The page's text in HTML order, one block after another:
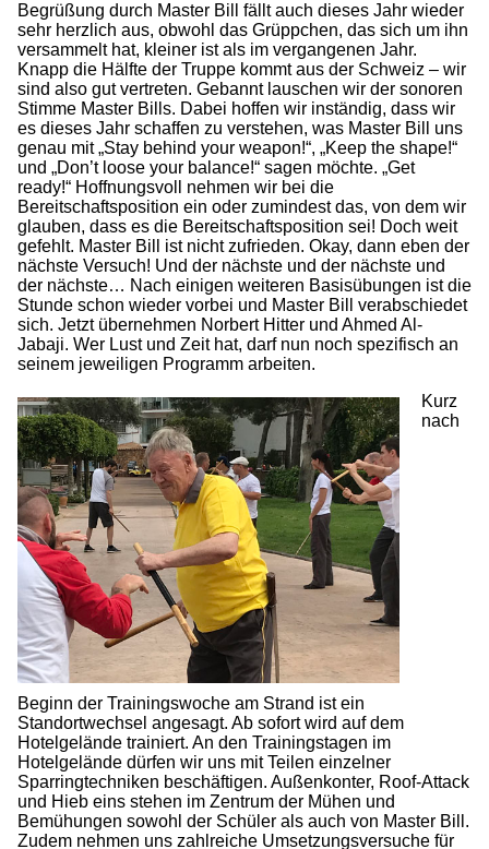
Begrüßung durch Master Bill fällt auch dieses Jahr wieder
sehr herzlich aus, obwohl das Grüppchen, das sich um ihn
versammelt hat, kleiner ist als im vergangenen Jahr.
Knapp die Hälfte der Truppe kommt aus der Schweiz – wir
sind also gut vertreten. Gebannt lauschen wir der sonoren
Stimme Master Bills. Dabei hoffen wir inständig, dass wir
es dieses Jahr schaffen zu verstehen, was Master Bill uns
genau mit „Stay behind your weapon!“, „Keep the shape!“
und „Don’t loose your balance!“ sagen möchte. „Get
ready!“ Hoffnungsvoll nehmen wir bei die
Bereitschaftsposition ein oder zumindest das, von dem wir
glauben, dass es die Bereitschaftsposition sei! Doch weit
gefehlt. Master Bill ist nicht zufrieden. Okay, dann eben der
nächste Versuch! Und der nächste und der nächste und
der nächste… Nach einigen weiteren Basisübungen ist die
Stunde schon wieder vorbei und Master Bill verabschiedet
sich. Jetzt übernehmen Norbert Hitter und Ahmed Al-
Jabaji. Wer Lust und Zeit hat, darf nun noch spezifisch an
seinem jeweiligen Programm arbeiten.
Kurz
nach
Beginn der Trainingswoche am Strand ist ein
Standortwechsel angesagt. Ab sofort wird auf dem
Hotelgelände trainiert. An den Trainingstagen im
Hotelgelände dürfen wir uns mit Teilen einzelner
Sparringtechniken beschäftigen. Außenkonter, Roof-Attack
und Hieb eins stehen im Zentrum der Mühen und
Bemühungen sowohl der Schüler als auch von Master Bill.
Zudem nehmen uns zahlreiche Umsetzungsversuche für